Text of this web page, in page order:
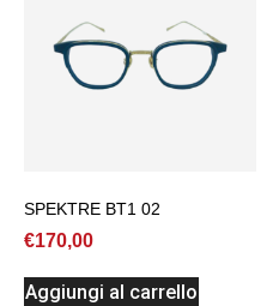
SPEKTRE BT1 02
€170,00
Aggiungi al carrello